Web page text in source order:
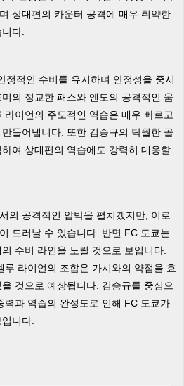
상대편의 카운터 공격에 매우 취약한
다.
정적인 수비를 유지하며 안정성을 중시
의 정교한 패스와 엔도의 공격적인 움
라이언의 주도적인 역습은 매우 빠르고
들어냅니다. 또한 김승규의 탁월한 골
여 상대편의 역습에도 강력히 대응할
의 공격적인 압박을 펼치겠지만, 이로
드러날 수 있습니다. 반면 FC 도쿄는
수비 라인을 노릴 것으로 보입니다.
루 라이언의 조합은 가시와의 약점을 효
것으로 예상됩니다. 김승규를 중심으
력과 역습의 완성도로 인해 FC 도쿄가
니다.